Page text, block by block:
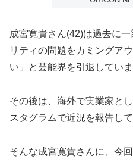
成宮寛貴さん(42)は過去に
リティの問題をカミングア
い」と芸能界を引退していま
その後は、海外で実業家と
スタグラムで近況を報告して
そんな成宮寛貴さんに、今回